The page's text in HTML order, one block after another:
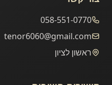
058-551-0770
tenor6060@gmail.com
ראשון לציון